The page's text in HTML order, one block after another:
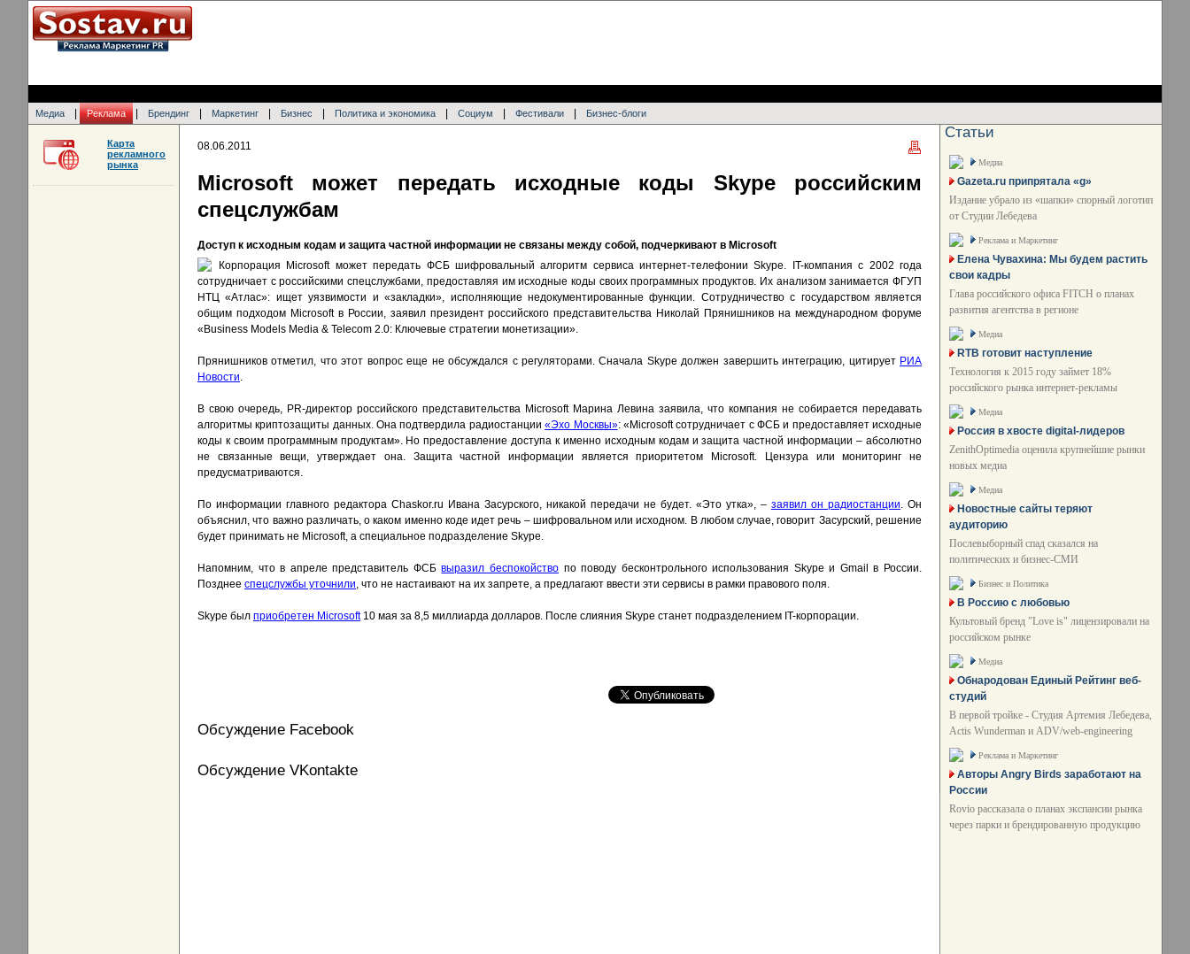
Медиа Реклама Брендинг Маркетинг Бизнес Политика и экономика Социум Фестивали Бизнес-блоги
08.06.2011
Microsoft может передать исходные коды Skype российским
спецслужбам
Доступ к исходным кодам и защита частной информации не связаны между собой, подчеркивают в Microsoft
Корпорация Microsoft может передать ФСБ шифровальный алгоритм сервиса интернет-телефонии Skype. IT-компания с 2002 года
сотрудничает с российскими спецслужбами, предоставляя им исходные коды своих программных продуктов. Их анализом занимается ФГУП
НТЦ «Атлас»: ищет уязвимости и «закладки», исполняющие недокументированные функции. Сотрудничество с государством является
общим подходом Microsoft в России, заявил президент российского представительства Николай Прянишников на международном форуме
«Business Models Media & Telecom 2.0: Ключевые стратегии монетизации».
Прянишников отметил, что этот вопрос еще не обсуждался с регуляторами. Сначала Skype должен завершить интеграцию, цитирует РИА
Новости.
В свою очередь, PR-директор российского представительства Microsoft Марина Левина заявила, что компания не собирается передавать
алгоритмы криптозащиты данных. Она подтвердила радиостанции«Эхо Москвы»: «Microsoft сотрудничает с ФСБ и предоставляет исходные
коды к своим программным продуктам». Но предоставление доступа к именно исходным кодам и защита частной информации – абсолютно
не связанные вещи, утверждает она. Защита частной информации является приоритетом Microsoft. Цензура или мониторинг не
предусматриваются.
По информации главного редактора Chaskor.ru Ивана Засурского, никакой передачи не будет. «Это утка», – заявил он радиостанции. Он
объяснил, что важно различать, о каком именно коде идет речь – шифровальном или исходном. В любом случае, говорит Засурский, решение
будет принимать не Microsoft, а специальное подразделение Skype.
Напомним, что в апреле представитель ФСБвыразил беспокойствопо поводу бесконтрольного использования Skype и Gmail в России.
Позднее спецслужбы уточнили, что не настаивают на их запрете, а предлагают ввести эти сервисы в рамки правового поля.
Skype был приобретен Microsoft10 мая за 8,5 миллиарда долларов. После слияния Skype станет подразделением IT-корпорации.
Обсуждение Facebook
Обсуждение VKontakte
Карта
рекламного
рынка
Статьи
Медиа
Gazeta.ru припрятала «g»
Издание убрало из «шапки» спорный логотип
от Студии Лебедева
Реклама и Маркетинг
Елена Чувахина: Мы будем растить
свои кадры
Глава российского офиса FITCH о планах
развития агентства в регионе
Медиа
RTB готовит наступление
Технология к 2015 году займет 18%
российского рынка интернет-рекламы
Медиа
Россия в хвосте digital-лидеров
ZenithOptimedia оценила крупнейшие рынки
новых медиа
Медиа
Новостные сайты теряют
аудиторию
Послевыборный спад сказался на
политических и бизнес-СМИ
Бизнес и Политика
В Россию с любовью
Культовый бренд "Love is" лицензировали на
российском рынке
Медиа
Обнародован Единый Рейтинг веб-
студий
В первой тройке - Студия Артемия Лебедева,
Actis Wunderman и ADV/web-engineering
Реклама и Маркетинг
Авторы Angry Birds заработают на
России
Rovio рассказала о планах экспансии рынка
через парки и брендированную продукцию